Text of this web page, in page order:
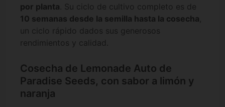
por planta. Su ciclo de cultivo completo es de
10 semanas desde la semilla hasta la cosecha,
un ciclo rápido dados sus generosos
rendimientos y calidad.
Cosecha de Lemonade Auto de
Paradise Seeds, con sabor a limón y
naranja